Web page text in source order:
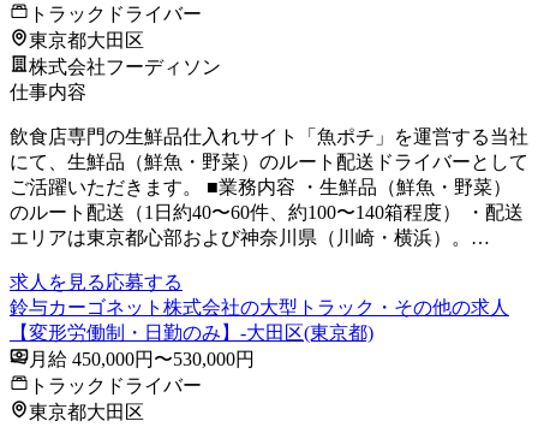
トラックドライバー
東京都大田区
株式会社フーディソン
仕事内容
飲食店専門の生鮮品仕入れサイト「魚ポチ」を運営する当社
にて、生鮮品（鮮魚・野菜）のルート配送ドライバーとして
ご活躍いただきます。 ■業務内容 ・生鮮品（鮮魚・野菜）
のルート配送（1日約40〜60件、約100〜140箱程度） ・配送
エリアは東京都心部および神奈川県（川崎・横浜）。…
求人を見る応募する
鈴与カーゴネット株式会社の大型トラック・その他の求人
【変形労働制・日勤のみ】-大田区(東京都)
月給 450,000円〜530,000円
トラックドライバー
東京都大田区